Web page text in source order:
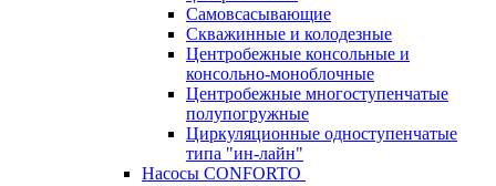
Самовсасывающие
Скважинные и колодезные
Центробежные консольные и
консольно-моноблочные
Центробежные многоступенчатые
полупогружные
Циркуляционные одноступенчатые
типа "ин-лайн"
Насосы CONFORTO